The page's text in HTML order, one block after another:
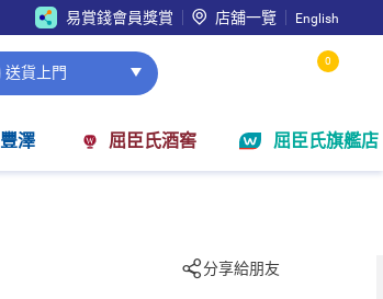
易賞錢會員獎賞 店舖一覽 English
送貨上門
0
豐澤 屈臣氏酒窖 屈臣氏旗艦店
分享給朋友